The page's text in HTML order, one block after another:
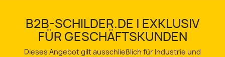
B2B-SCHILDER.DE | EXKLUSIV
FÜR GESCHÄFTSKUNDEN
Dieses Angebot gilt ausschließlich für Industrie und